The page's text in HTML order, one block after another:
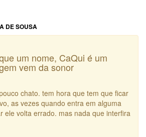
DE SOUSA
um nome, CaQui é um
vem da sonor
chato. tem hora que tem que ficar
as vezes quando entra em alguma
ele volta errado. mas nada que interfira